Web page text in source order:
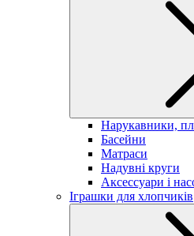
Нарукавники,
Басейни
Матраси
Надувні круги
Аксессуари і
Іграшки для хлопчиків